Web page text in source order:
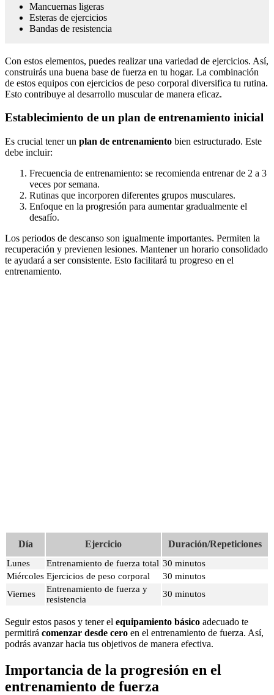
Mancuernas ligeras
Esteras de ejercicios
Bandas de resistencia
Con estos elementos, puedes realizar una variedad de ejercicios. Así,
construirás una buena base de fuerza en tu hogar. La combinación
de estos equipos con ejercicios de peso corporal diversifica tu rutina.
Esto contribuye al desarrollo muscular de manera eficaz.
Establecimiento de un plan de entrenamiento inicial
Es crucial tener un plan de entrenamiento bien estructurado. Este
debe incluir:
Frecuencia de entrenamiento: se recomienda entrenar de 2 a 3
veces por semana.
Rutinas que incorporen diferentes grupos musculares.
Enfoque en la progresión para aumentar gradualmente el
desafío.
Los periodos de descanso son igualmente importantes. Permiten la
recuperación y previenen lesiones. Mantener un horario consolidado
te ayudará a ser consistente. Esto facilitará tu progreso en el
entrenamiento.
Día Ejercicio Duración/Repeticiones
Lunes Entrenamiento de fuerza total 30 minutos
Miércoles Ejercicios de peso corporal
30 minutos
Viernes
Entrenamiento de fuerza y
resistencia
30 minutos
Seguir estos pasos y tener el equipamiento básico adecuado te
permitirá comenzar desde cero en el entrenamiento de fuerza. Así,
podrás avanzar hacia tus objetivos de manera efectiva.
Importancia de la progresión en el
entrenamiento de fuerza